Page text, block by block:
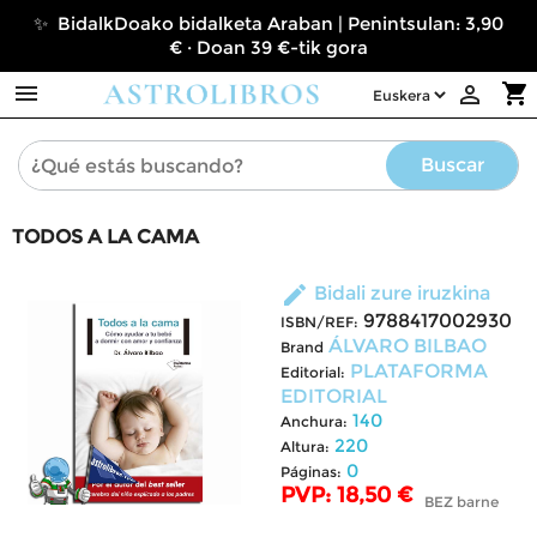
✨ BidalkDoako bidalketa Araban | Penintsulan: 3,90
€ · Doan 39 €-tik gora
 shopping_cart

Buscar
TODOS A LA CAMA
edit Bidali zure iruzkina
ISBN/REF: 9788417002930
Brand ÁLVARO BILBAO
Editorial: PLATAFORMA
EDITORIAL
Anchura: 140
Altura: 220
Páginas: 0
PVP: 18,50 € BEZ barne